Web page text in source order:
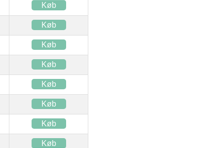
Køb
Køb
Køb
Køb
Køb
Køb
Køb
Køb